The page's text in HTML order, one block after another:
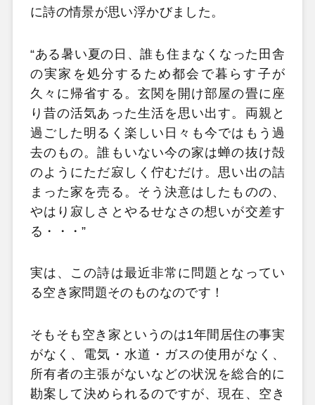
に詩の情景が思い浮かびました。
“ある暑い夏の日、誰も住まなくなった田舎
の実家を処分するため都会で暮らす子が
久々に帰省する。玄関を開け部屋の畳に座
り昔の活気あった生活を思い出す。両親と
過ごした明るく楽しい日々も今ではもう過
去のもの。誰もいない今の家は蝉の抜け殻
のようにただ寂しく佇むだけ。思い出の詰
まった家を売る。そう決意はしたものの、
やはり寂しさとやるせなさの想いが交差す
る・・・”
実は、この詩は最近非常に問題となってい
る空き家問題そのものなのです！
そもそも空き家というのは1年間居住の事実
がなく、電気・水道・ガスの使用がなく、
所有者の主張がないなどの状況を総合的に
勘案して決められるのですが、現在、空き